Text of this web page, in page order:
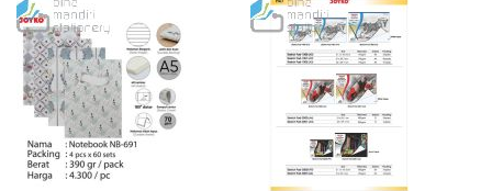
WISH
LIST
COMPARE
TO
WISH
LIST
TO
COMPARE